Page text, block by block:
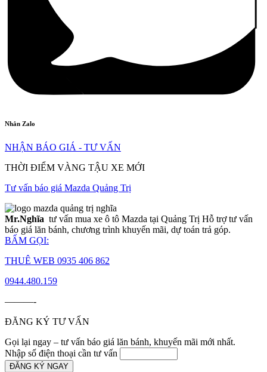
Nhắn Zalo
NHẬN BÁO GIÁ - TƯ VẤN
THỜI ĐIỂM VÀNG TẬU XE MỚI
Tư vấn báo giá Mazda Quảng Trị
Mr.Nghĩa tư vấn mua xe ô tô Mazda tại Quảng Trị Hỗ trợ tư vấn
báo giá lăn bánh, chương trình khuyến mãi, dự toán trả góp.
BẤM GỌI:
THUÊ WEB 0935 406 862
0944.480.159
———-
ĐĂNG KÝ TƯ VẤN
Gọi lại ngay – tư vấn báo giá lăn bánh, khuyến mãi mới nhất.
Nhập số điện thoại cần tư vấn
ĐĂNG KÝ NGAY